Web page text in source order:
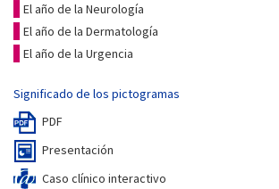
El año de la Neurología
El año de la Dermatología
El año de la Urgencia
Significado de los pictogramas
PDF
Presentación
Caso clínico interactivo